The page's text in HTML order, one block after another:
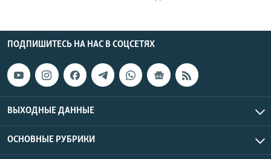
ПОДПИШИТЕСЬ НА НАС В СОЦСЕТЯХ
ВЫХОДНЫЕ ДАННЫЕ
ОСНОВНЫЕ РУБРИКИ